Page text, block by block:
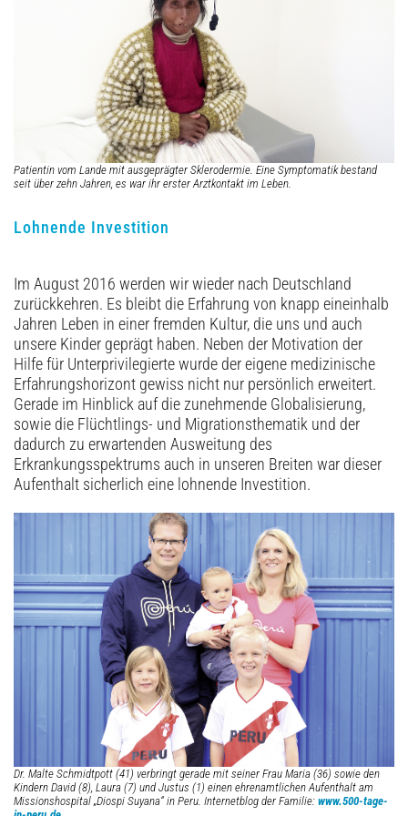
Patientin vom Lande mit ausgeprägter Sklerodermie. Eine Symptomatik bestand
seit über zehn Jahren, es war ihr erster Arztkontakt im Leben.
Lohnende Investition
Im August 2016 werden wir wieder nach Deutschland
zurückkehren. Es bleibt die Erfahrung von knapp eineinhalb
Jahren Leben in einer fremden Kultur, die uns und auch
unsere Kinder geprägt haben. Neben der Motivation der
Hilfe für Unterprivilegierte wurde der eigene medizinische
Erfahrungshorizont gewiss nicht nur persönlich erweitert.
Gerade im Hinblick auf die zunehmende Globalisierung,
sowie die Flüchtlings- und Migrationsthematik und der
dadurch zu erwartenden Ausweitung des
Erkrankungsspektrums auch in unseren Breiten war dieser
Aufenthalt sicherlich eine lohnende Investition.
Dr. Malte Schmidtpott (41) verbringt gerade mit seiner Frau Maria (36) sowie den
Kindern David (8), Laura (7) und Justus (1) einen ehrenamtlichen Aufenthalt am
Missionshospital „Diospi Suyana“ in Peru. Internetblog der Familie: www.500-tage-